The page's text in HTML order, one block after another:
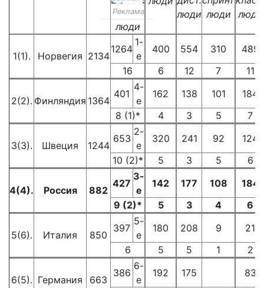
Реклама
люди
люди люди
люди
1(1). Норвегия 2134
1264
1-
е
400 554 310
489
16
6 12 7 11
2(2). Финляндия 1364
401
4-
е
162 138 101
184
8 (1)*
4 3 5 7
3(3). Швеция 1244
653
2-
е
320 241 92
124
10 (2)*
5 3 5 6
4(4). Россия 882
427
3-
е
142 177 108
184
9 (2)*
5 3 4 6
5(6). Италия 850
397
5-
е
180 208 9
21
6
5 5 1 2
6(5). Германия 663
386
6-
е
192 175
83